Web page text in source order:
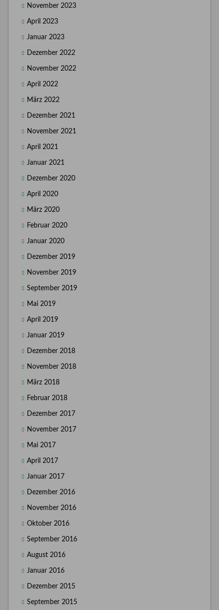
November 2023
April 2023
Januar 2023
Dezember 2022
November 2022
April 2022
März 2022
Dezember 2021
November 2021
April 2021
Januar 2021
Dezember 2020
April 2020
März 2020
Februar 2020
Januar 2020
Dezember 2019
November 2019
September 2019
Mai 2019
April 2019
Januar 2019
Dezember 2018
November 2018
März 2018
Februar 2018
Dezember 2017
November 2017
Mai 2017
April 2017
Januar 2017
Dezember 2016
November 2016
Oktober 2016
September 2016
August 2016
Januar 2016
Dezember 2015
September 2015